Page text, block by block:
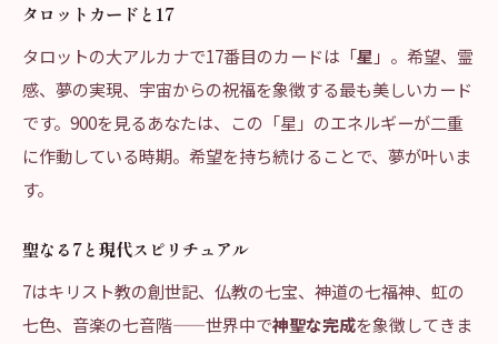
タロットカードと17
タロットの大アルカナで17番目のカードは「星 」。希望、霊
感、夢の実現、宇宙からの祝福を象徴する最も美しいカード
です。900を見るあなたは、この「星」のエネルギーが二重
に作動している時期。希望を持ち続けることで、夢が叶いま
す。
聖なる7と現代スピリチュアル
7はキリスト教の創世記、仏教の七宝、神道の七福神、虹の
七色、音楽の七音階——世界中で神聖な完成を象徴してきま